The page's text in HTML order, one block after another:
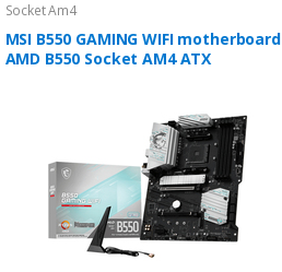
Socket Am4
MSI B550 GAMING WIFI motherboard
AMD B550 Socket AM4 ATX